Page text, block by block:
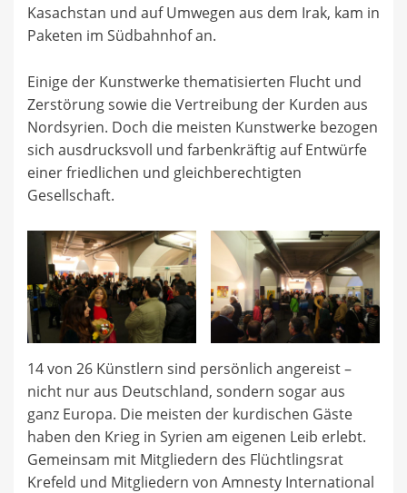
Kasachstan und auf Umwegen aus dem Irak, kam in
Paketen im Südbahnhof an.
Einige der Kunstwerke thematisierten Flucht und
Zerstörung sowie die Vertreibung der Kurden aus
Nordsyrien. Doch die meisten Kunstwerke bezogen
sich ausdrucksvoll und farbenkräftig auf Entwürfe
einer friedlichen und gleichberechtigten
Gesellschaft.
14 von 26 Künstlern sind persönlich angereist –
nicht nur aus Deutschland, sondern sogar aus
ganz Europa. Die meisten der kurdischen Gäste
haben den Krieg in Syrien am eigenen Leib erlebt.
Gemeinsam mit Mitgliedern des Flüchtlingsrat
Krefeld und Mitgliedern von Amnesty International